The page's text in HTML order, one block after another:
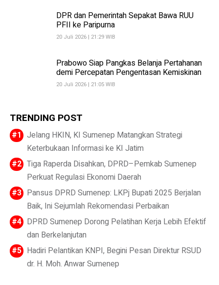
DPR dan Pemerintah Sepakat Bawa RUU
PFII ke Paripurna
20 Juli 2026 | 21:29 WIB
Prabowo Siap Pangkas Belanja Pertahanan
demi Percepatan Pengentasan Kemiskinan
20 Juli 2026 | 21:05 WIB
TRENDING POST
Jelang HKIN, KI Sumenep Matangkan Strategi
Keterbukaan Informasi ke KI Jatim
Tiga Raperda Disahkan, DPRD–Pemkab Sumenep
Perkuat Regulasi Ekonomi Daerah
Pansus DPRD Sumenep: LKPj Bupati 2025 Berjalan
Baik, Ini Sejumlah Rekomendasi Perbaikan
DPRD Sumenep Dorong Pelatihan Kerja Lebih Efektif
dan Berkelanjutan
Hadiri Pelantikan KNPI, Begini Pesan Direktur RSUD
dr. H. Moh. Anwar Sumenep